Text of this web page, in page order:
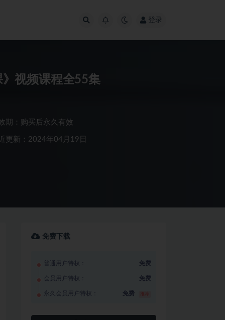
登录
视频课程全55集
期：购买后永久有效
更新：2024年04月19日
免费下载
普通用户特权： 免费
会员用户特权： 免费
永久会员用户特权： 免费